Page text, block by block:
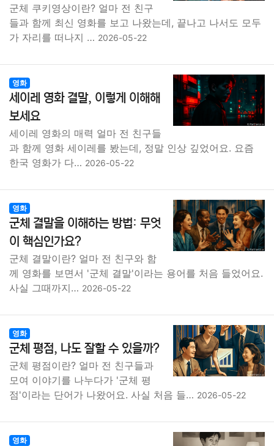
군체 쿠키영상이란? 얼마 전 친구
들과 함께 최신 영화를 보고 나왔는데, 끝나고 나서도 모두
가 자리를 떠나지 … 2026-05-22
영화
세이레 영화 결말, 이렇게 이해해
보세요
세이레 영화의 매력 얼마 전 친구들
과 함께 영화 세이레를 봤는데, 정말 인상 깊었어요. 요즘
한국 영화가 다… 2026-05-22
영화
군체 결말을 이해하는 방법: 무엇
이 핵심인가요?
군체 결말이란? 얼마 전 친구와 함
께 영화를 보면서 '군체 결말'이라는 용어를 처음 들었어요.
사실 그때까지… 2026-05-22
영화
군체 평점, 나도 잘할 수 있을까?
군체 평점이란? 얼마 전 친구들과
모여 이야기를 나누다가 '군체 평
점'이라는 단어가 나왔어요. 사실 처음 들… 2026-05-22
영화